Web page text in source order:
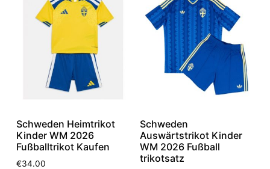
Schweden Heimtrikot
Kinder WM 2026
Fußballtrikot Kaufen
€34.00
Schweden
Auswärtstrikot Kinder
WM 2026 Fußball
trikotsatz